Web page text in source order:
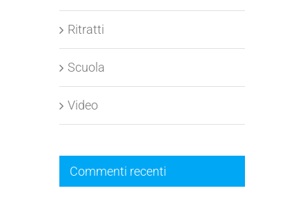
Ritratti
Scuola
Video
Commenti recenti